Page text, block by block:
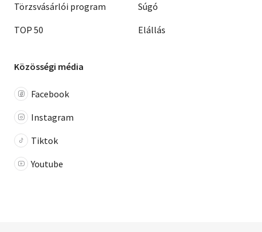
Törzsvásárlói program
TOP 50
Súgó
Elállás
Közösségi média
Facebook
Instagram
Tiktok
Youtube